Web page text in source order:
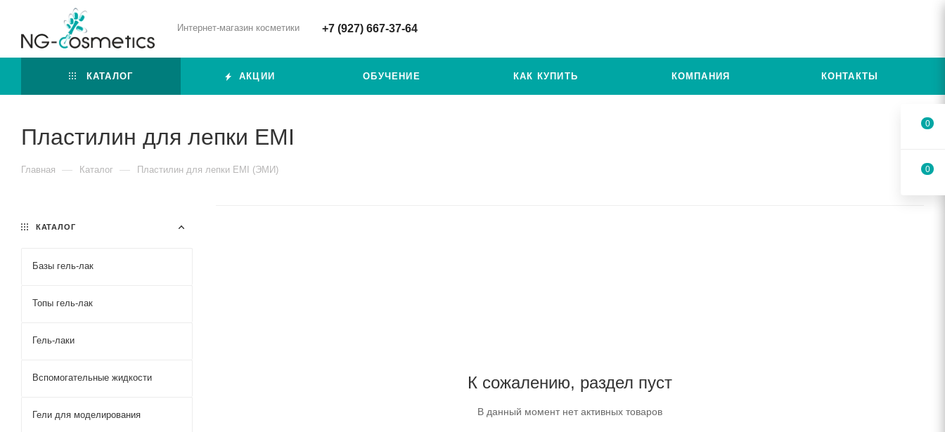
Интернет-магазин косметики +7 (927) 667-37-64
КАТАЛОГ АКЦИИ ОБУЧЕНИЕ КАК КУПИТЬ КОМПАНИЯ КОНТАКТЫ
Пластилин для лепки EMI
Главная — Каталог — Пластилин для лепки EMI (ЭМИ)
К сожалению, раздел пуст
В данный момент нет активных товаров
КАТАЛОГ
Базы гель-лак
Топы гель-лак
Гель-лаки
Вспомогательные жидкости
Гели для моделирования
0
0